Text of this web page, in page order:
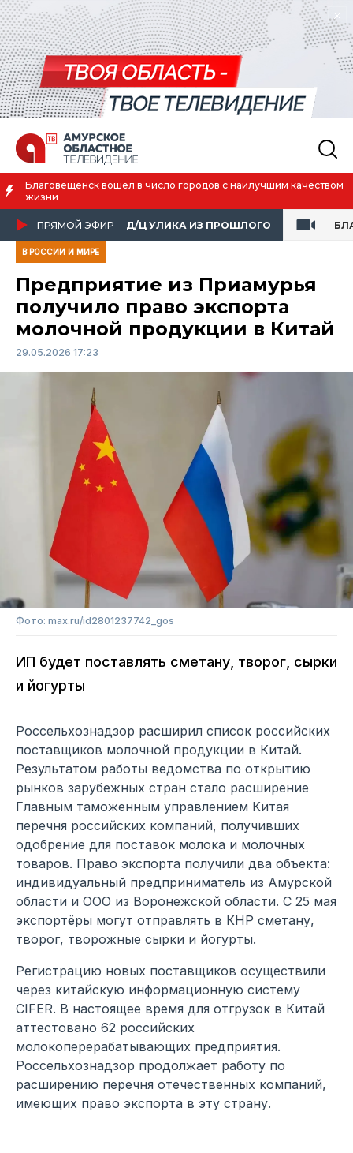
Благовещенск вошёл в число городов с наилучшим качеством
жизни
ПРЯМОЙ ЭФИР Д/Ц УЛИКА ИЗ ПРОШЛОГО
В РОССИИ И МИРЕ
Предприятие из Приамурья
получило право экспорта
молочной продукции в Китай
29.05.2026 17:23
Фото: max.ru/id2801237742_gos
ИП будет поставлять сметану, творог, сырки
и йогурты
Россельхознадзор расширил список российских
поставщиков молочной продукции в Китай.
Результатом работы ведомства по открытию
рынков зарубежных стран стало расширение
Главным таможенным управлением Китая
перечня российских компаний, получивших
одобрение для поставок молока и молочных
товаров. Право экспорта получили два объекта:
индивидуальный предприниматель из Амурской
области и ООО из Воронежской области. С 25 мая
экспортёры могут отправлять в КНР сметану,
творог, творожные сырки и йогурты.
Регистрацию новых поставщиков осуществили
через китайскую информационную систему
CIFER. В настоящее время для отгрузок в Китай
аттестовано 62 российских
молокоперерабатывающих предприятия.
Россельхознадзор продолжает работу по
расширению перечня отечественных компаний,
имеющих право экспорта в эту страну.